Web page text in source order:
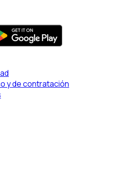
y de contratación